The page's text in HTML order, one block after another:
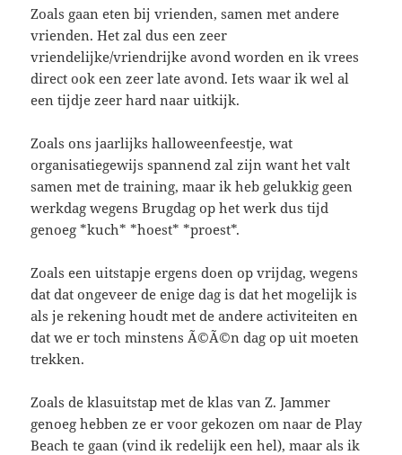
Zoals gaan eten bij vrienden, samen met andere
vrienden. Het zal dus een zeer
vriendelijke/vriendrijke avond worden en ik vrees
direct ook een zeer late avond. Iets waar ik wel al
een tijdje zeer hard naar uitkijk.
Zoals ons jaarlijks halloweenfeestje, wat
organisatiegewijs spannend zal zijn want het valt
samen met de training, maar ik heb gelukkig geen
werkdag wegens Brugdag op het werk dus tijd
genoeg *kuch* *hoest* *proest*.
Zoals een uitstapje ergens doen op vrijdag, wegens
dat dat ongeveer de enige dag is dat het mogelijk is
als je rekening houdt met de andere activiteiten en
dat we er toch minstens Ã©Ã©n dag op uit moeten
trekken.
Zoals de klasuitstap met de klas van Z. Jammer
genoeg hebben ze er voor gekozen om naar de Play
Beach te gaan (vind ik redelijk een hel), maar als ik